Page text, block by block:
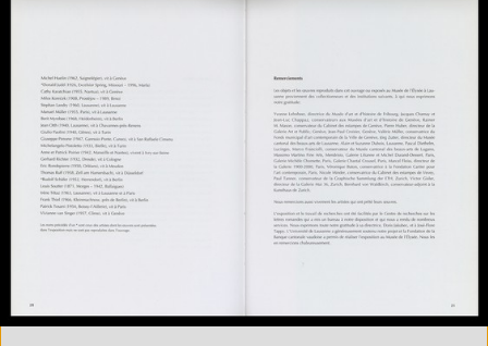
d'édition
Information
édition
Publié à l'occasion de
l'exposition : "Le corps évanoui,
les images subites", Musée de
l'Elysée, Lausanne, 1999
Catégorie
Histoire et Géographie des
beaux-arts et arts décoratifs
Type de
Broché
Nombre de
pages